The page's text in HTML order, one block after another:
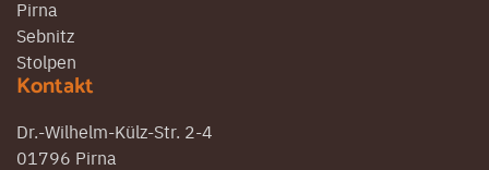
Pirna
Sebnitz
Stolpen
Kontakt
Dr.-Wilhelm-Külz-Str. 2-4
01796 Pirna